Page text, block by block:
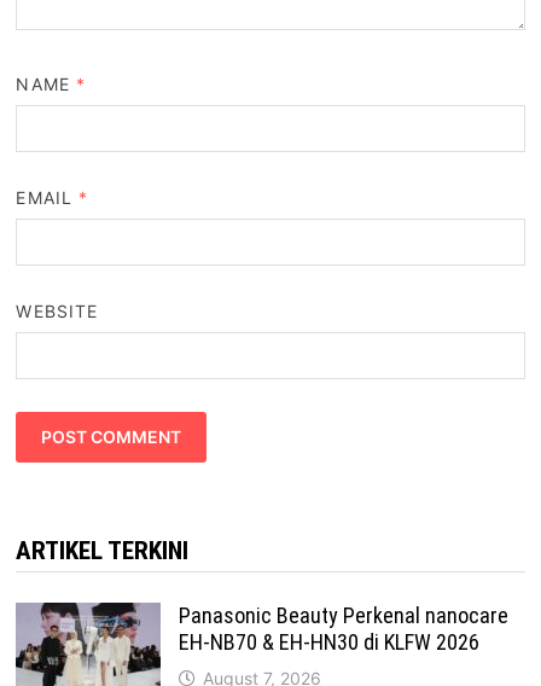
NAME *
EMAIL *
WEBSITE
ARTIKEL TERKINI
Panasonic Beauty Perkenal nanocare
EH-NB70 & EH-HN30 di KLFW 2026
August 7, 2026